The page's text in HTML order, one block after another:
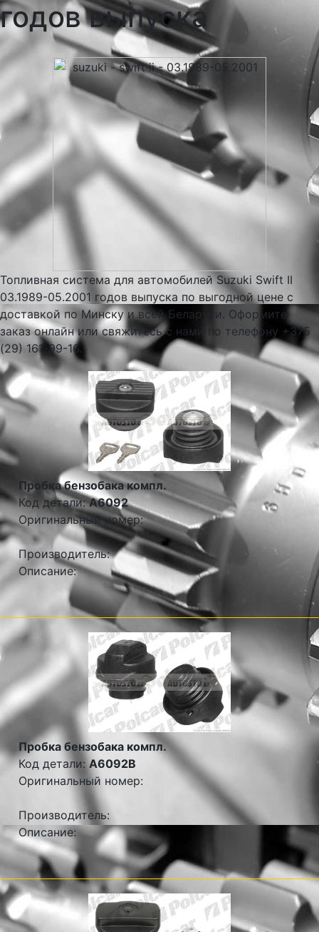
годов выпуска
Топливная система для автомобилей Suzuki Swift II
03.1989-05.2001 годов выпуска по выгодной цене с
доставкой по Минску и всей Беларуси. Оформите
заказ онлайн или свяжитесь с нами по телефону +375
(29) 161-99-16.
Пробка бензобака компл.
Код детали:A6092
Оригинальный номер:
Производитель:
Описание:
Пробка бензобака компл.
Код детали: A6092B
Оригинальный номер:
Производитель:
Описание: